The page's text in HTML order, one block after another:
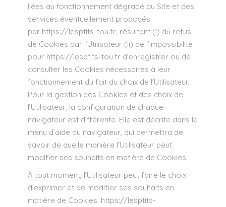
liées au fonctionnement dégradé du Site et des
services éventuellement proposés
par https://lesptits-tou.fr , résultant (i) du refus
de Cookies par l’Utilisateur (ii) de l’impossibilité
pour https://lesptits-tou.fr d’enregistrer ou de
consulter les Cookies nécessaires à leur
fonctionnement du fait du choix de l’Utilisateur.
Pour la gestion des Cookies et des choix de
l’Utilisateur, la configuration de chaque
navigateur est différente. Elle est décrite dans le
menu d’aide du navigateur, qui permettra de
savoir de quelle manière l’Utilisateur peut
modifier ses souhaits en matière de Cookies.
À tout moment, l’Utilisateur peut faire le choix
d’exprimer et de modifier ses souhaits en
matière de Cookies. https://lesptits-